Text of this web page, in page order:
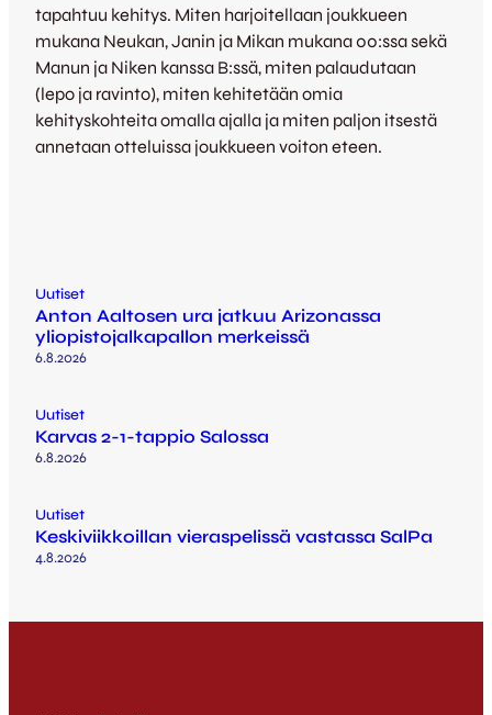
tapahtuu kehitys. Miten harjoitellaan joukkueen
mukana Neukan, Janin ja Mikan mukana 00:ssa sekä
Manun ja Niken kanssa B:ssä, miten palaudutaan
(lepo ja ravinto), miten kehitetään omia
kehityskohteita omalla ajalla ja miten paljon itsestä
annetaan otteluissa joukkueen voiton eteen.
Uutiset
Anton Aaltosen ura jatkuu Arizonassa
yliopistojalkapallon merkeissä
6.8.2026
Uutiset
Karvas 2-1-tappio Salossa
6.8.2026
Uutiset
Keskiviikkoillan vieraspelissä vastassa SalPa
4.8.2026